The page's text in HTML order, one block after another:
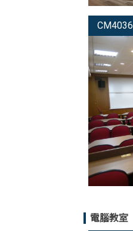
CM4036
電腦教室